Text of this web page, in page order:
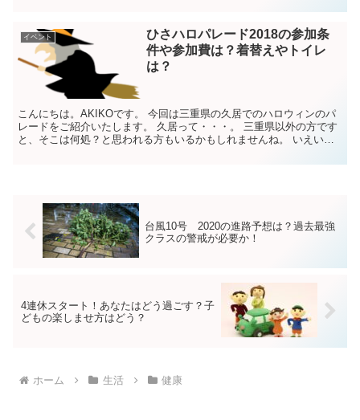
イベント
ひさハロパレード2018の参加条
件や参加費は？着替えやトイレ
は？
こんにちは。AKIKOです。 今回は三重県の久居でのハロウィンのパ
レードをご紹介いたします。 久居って・・・。 三重県以外の方です
と、そこは何処？と思われる方もいるかもしれませんね。 いえい
台風10号 2020の進路予想は？過去最強
クラスの警戒が必要か！
4連休スタート！あなたはどう過ごす？子
どもの楽しませ方はどう？
ホーム 生活 健康